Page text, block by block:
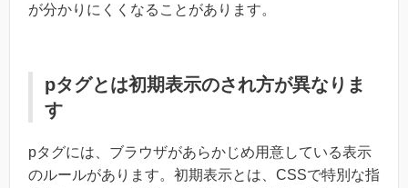
が分かりにくくなることがあります。
pタグとは初期表示のされ方が異なりま
す
pタグには、ブラウザがあらかじめ用意している表示
のルールがあります。初期表示とは、CSSで特別な指